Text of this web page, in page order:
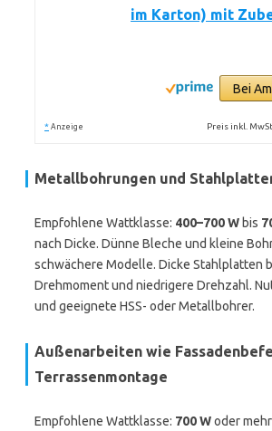
im Karton) mit
Bei
* Anzeige Preis inkl.
Metallbohrungen und
Empfohlene Wattklasse: 400–700 W bis
nach Dicke. Dünne Bleche und kleine
schwächere Modelle. Dicke Stahlplatten
Drehmoment und niedrigere Drehzahl.
und geeignete HSS- oder Metallbohrer.
Außenarbeiten wie
Terrassenmontage
Empfohlene Wattklasse: 700 Woder